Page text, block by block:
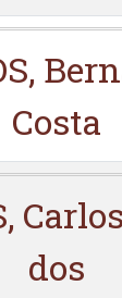
Costa
dos